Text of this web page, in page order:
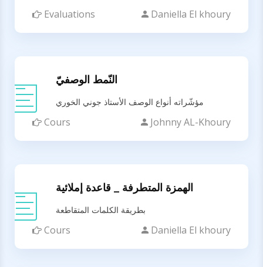
Evaluations Daniella El khoury
النّمط الوصفيّ
مؤشّراته أنواع الوصف الأستاذ جوني الخوري
Cours Johnny AL-Khoury
الهمزة المتطرفة _ قاعدة إملائية
بطريقة الكلمات المتقاطعة
Cours Daniella El khoury